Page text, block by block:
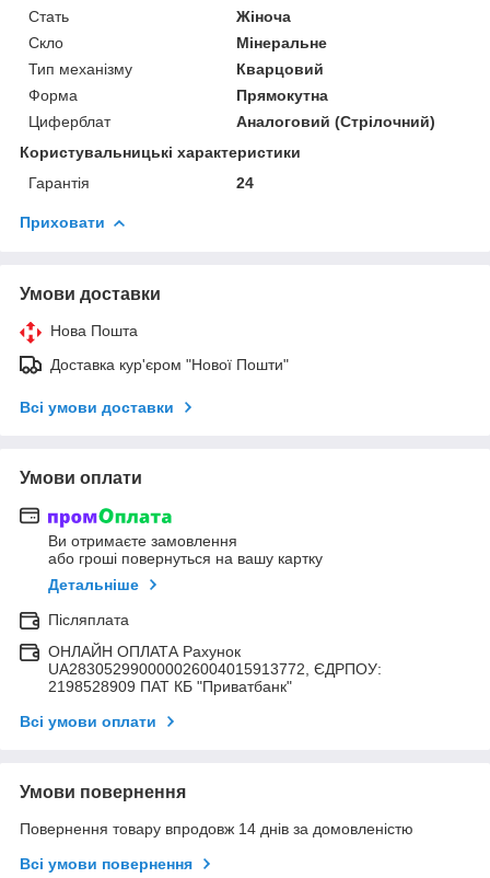
Стать
Жіноча
Скло
Мінеральне
Тип механізму
Кварцовий
Форма
Прямокутна
Циферблат
Аналоговий (Стрілочний)
Користувальницькі характеристики
Гарантія
24
Приховати
Умови доставки
Нова Пошта
Доставка кур'єром "Нової Пошти"
Всі умови доставки
Умови оплати
Ви отримаєте замовлення
або гроші повернуться на вашу картку
Детальніше
Післяплата
ОНЛАЙН ОПЛАТА Рахунок
UA283052990000026004015913772, ЄДРПОУ:
2198528909 ПАТ КБ "Приватбанк"
Всі умови оплати
Умови повернення
Повернення товару впродовж 14 днів за домовленістю
Всі умови повернення